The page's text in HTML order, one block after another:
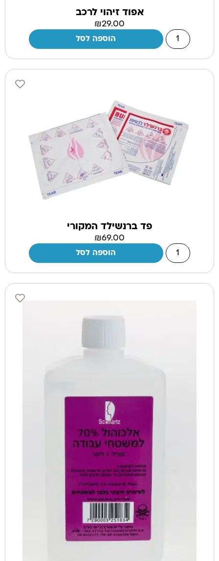
אפוד זיהוי לרכב
₪29.00
הוספה לסל
פד ברנשילד המקורי
₪69.00
הוספה לסל